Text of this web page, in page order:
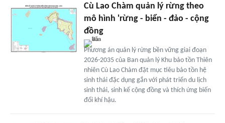
Cù Lao Chàm quản lý rừng theo
mô hình 'rừng - biển - đảo - cộng
đồng
Phương án quản lý rừng bền vững giai đoạn
2026-2035 của Ban quản lý Khu bảo tồn Thiên
nhiên Cù Lao Chàm đặt mục tiêu bảo tồn hệ
sinh thái đặc dụng gắn với phát triển du lịch
sinh thái, sinh kế cộng đồng và thích ứng biến
đổi khí hậu.